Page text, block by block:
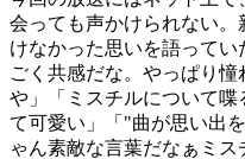
会っても声かけられない
けなかった思いを語って
ごく共感だな。やっぱり
や」「ミスチルについて
て可愛い」「"曲が思い出
ゃん素敵な言葉だなぁミ